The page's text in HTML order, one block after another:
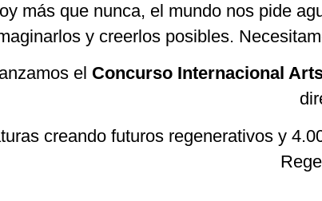
más que nunca, el mundo nos pide
y creerlos posibles.
el Concurso Internacional
creando futuros regenerativos y